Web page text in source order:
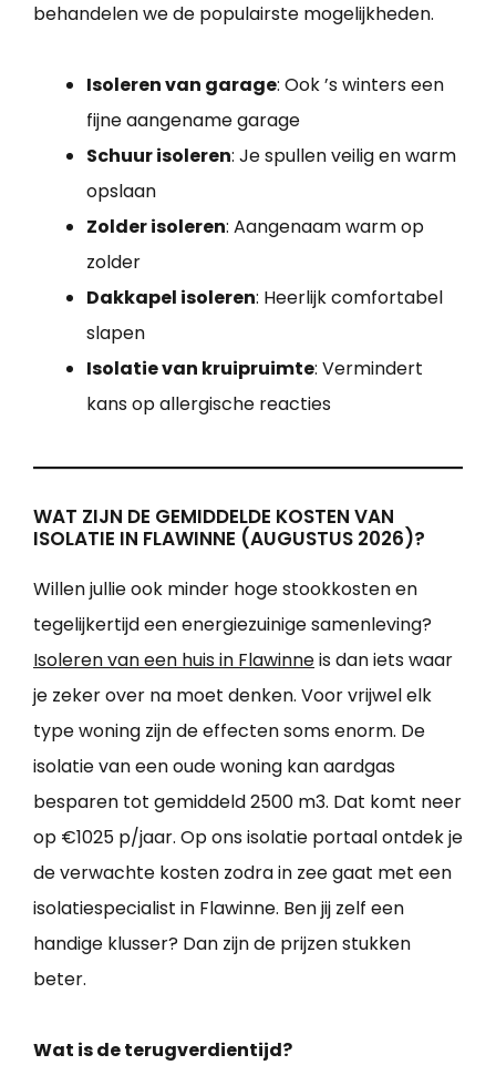
behandelen we de populairste mogelijkheden.
Isoleren van garage: Ook ’s winters een
fijne aangename garage
Schuur isoleren: Je spullen veilig en warm
opslaan
Zolder isoleren: Aangenaam warm op
zolder
Dakkapel isoleren: Heerlijk comfortabel
slapen
Isolatie van kruipruimte: Vermindert
kans op allergische reacties
WAT ZIJN DE GEMIDDELDE KOSTEN VAN
ISOLATIE IN FLAWINNE (AUGUSTUS 2026)?
Willen jullie ook minder hoge stookkosten en
tegelijkertijd een energiezuinige samenleving?
Isoleren van een huis in Flawinneis dan iets waar
je zeker over na moet denken. Voor vrijwel elk
type woning zijn de effecten soms enorm. De
isolatie van een oude woning kan aardgas
besparen tot gemiddeld 2500 m3. Dat komt neer
op €1025 p/jaar. Op ons isolatie portaal ontdek je
de verwachte kosten zodra in zee gaat met een
isolatiespecialist in Flawinne. Ben jij zelf een
handige klusser? Dan zijn de prijzen stukken
beter.
Wat is de terugverdientijd?